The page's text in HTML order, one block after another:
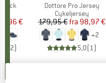
pris
€
2)
Artikel
Dottore Pro Jersey
Produktgruppe
Cykeljersey
Pris
179,95 € Nedsat pris
fra 98,97 €
+2
5,0(1)